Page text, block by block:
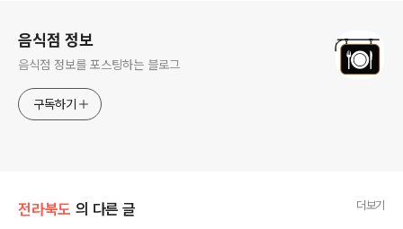
음식점 정보
음식점 정보를 포스팅하는 블로그
구독하기
전라북도 의 다른 글 더보기